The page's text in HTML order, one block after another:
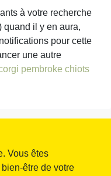
à votre recherche
quand il y en aura,
pour cette
une autre
pembroke chiots
Vous êtes
être de votre